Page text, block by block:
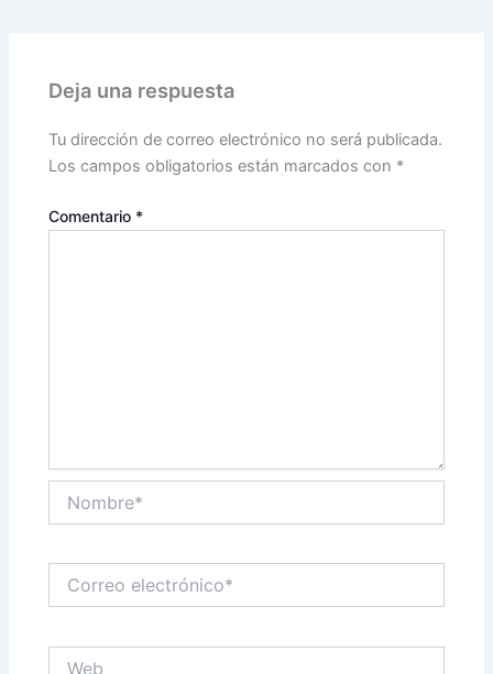
Deja una respuesta
Tu dirección de correo electrónico no será publicada.
Los campos obligatorios están marcados con *
Comentario *
electrónico*